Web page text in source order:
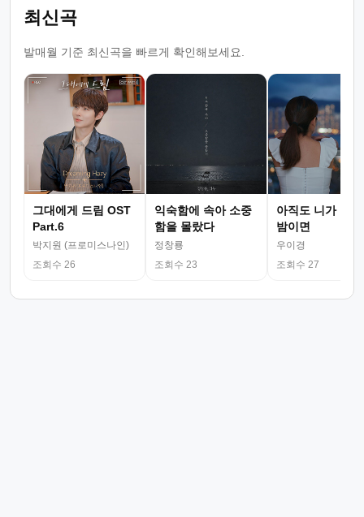
최신곡
발매월 기준 최신곡을 빠르게 확인해보세요.
그대에게 드림 OST
Part.6
박지원 (프로미스나인)
조회수 26
익숙함에 속아 소중
함을 몰랐다
정창룡
조회수 23
아직도 니가 그
밤이면
우이경
조회수 27